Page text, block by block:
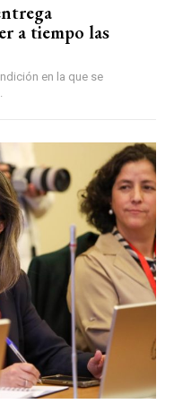
a tiempo las
en la que se